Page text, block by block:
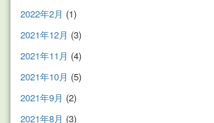
2022年2月 (1)
2021年12月 (3)
2021年11月 (4)
2021年10月 (5)
2021年9月 (2)
2021年8月 (3)